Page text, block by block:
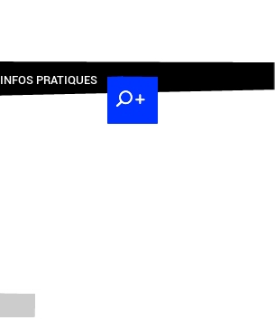
INFOS PRATIQUES